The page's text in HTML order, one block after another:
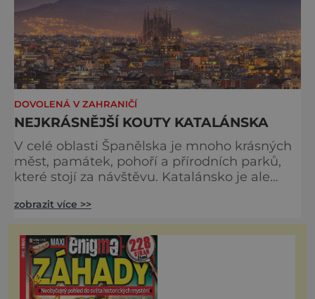
DOVOLENÁ V ZAHRANIČÍ
NEJKRÁSNĚJŠÍ KOUTY KATALÁNSKA
V celé oblasti Španělska je mnoho krásných
měst, památek, pohoří a přírodních parků,
které stojí za návštěvu. Katalánsko je ale
Barcelony přijíždějí turisté hlavně z
přímořských letovisek východní část
provincie, tedy z Costy Bravy nebo Costa del
Maresme. Vlakem. Katalánsko má totiž
velmi kvalitní železniční sít. Jízdní řády se
dají nalézt na stránkách Renfe a
zobrazit více >>